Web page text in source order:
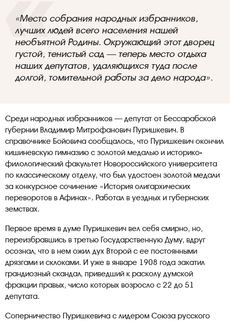
«Место собрания народных избранников,
лучших людей всего населения нашей
необъятной Родины. Окружающий этот дворец
густой, тенистый сад — теперь место отдыха
наших депутатов, удаляющихся туда после
долгой, томительной работы за дело народа».
Среди народных избранников — депутат от Бессарабской
губернии Владимир Митрофанович Пуришкевич. В
справочнике Бойовича сообщалось, что Пуришкевич окончил
кишиневскую гимназию с золотой медалью и историко-
филологический факультет Новороссийского университета
по классическому отделу, что был удостоен золотой медали
за конкурсное сочинение «История олигархических
переворотов в Афинах». Работал в уездных и губернских
земствах.
Первое время в думе Пуришкевич вел себя смирно, но,
переизбравшись в третью Государственную Думу, вдруг
осознал, что в нем ожил дух Второй с ее постоянными
дрязгами и склоками. И уже в январе 1908 года закатил
грандиозный скандал, приведший к расколу думской
фракции правых, число которых возросло с 22 до 51
депутата.
Соперничество Пуришкевича с лидером Союза русского